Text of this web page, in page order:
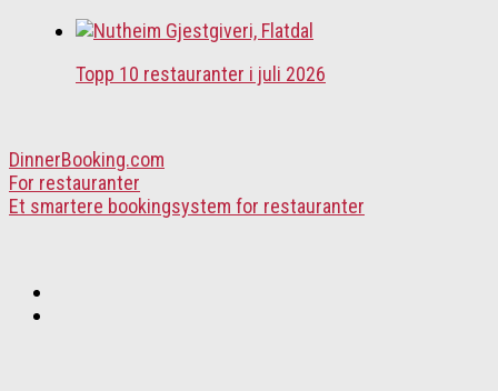
Topp 10 restauranter i juli 2026
DinnerBooking.com
For restauranter
Et smartere bookingsystem for restauranter